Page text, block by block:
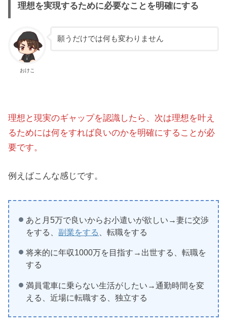
理想を実現するために必要なことを明確にする
おけこ
願うだけでは何も変わりません
理想と現実のギャップを認識したら、次は理想を叶え
るためには何をすれば良いのかを明確にすることが必
要です。
例えばこんな感じです。
あと月5万で良いからお小遣いが欲しい→妻に交渉
をする、副業をする 、転職をする
将来的に年収1000万を目指す→出世する、転職を
する
満員電車に乗らない生活がしたい→通勤時間を変
える、近場に転職する、独立する